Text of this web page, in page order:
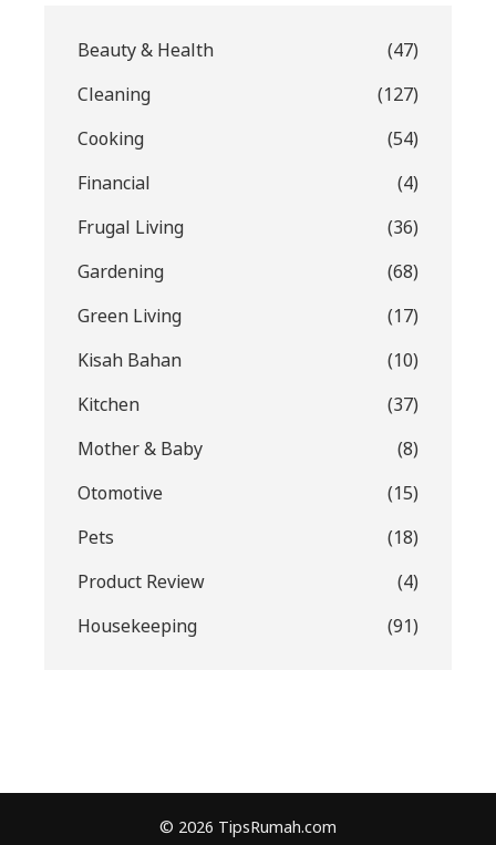
Beauty & Health
(47)
Cleaning
(127)
Cooking
(54)
Financial
(4)
Frugal Living
(36)
Gardening
(68)
Green Living
(17)
Kisah Bahan
(10)
Kitchen
(37)
Mother & Baby
(8)
Otomotive
(15)
Pets
(18)
Product Review
(4)
Housekeeping
(91)
© 2026 TipsRumah.com